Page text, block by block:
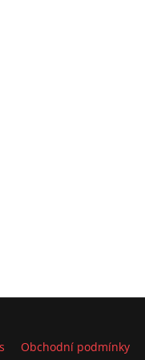
Obchodní podmínky